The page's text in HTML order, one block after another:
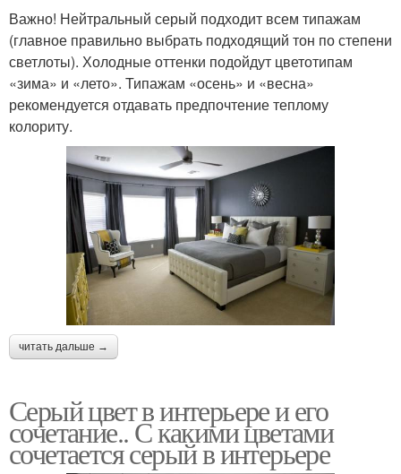
Важно! Нейтральный серый подходит всем типажам
(главное правильно выбрать подходящий тон по степени
светлоты). Холодные оттенки подойдут цветотипам
«зима» и «лето». Типажам «осень» и «весна»
рекомендуется отдавать предпочтение теплому
колориту.
читать дальше →
Серый цвет в интерьере и его
сочетание.. С какими цветами
сочетается серый в интерьере